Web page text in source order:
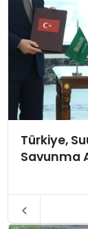
Türkiye,
Savunma